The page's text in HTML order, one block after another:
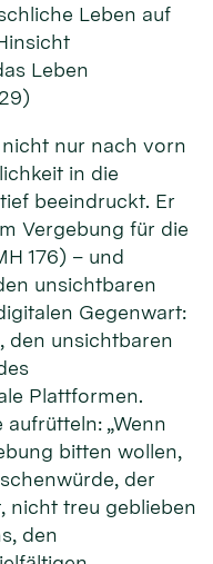
Leben auf
Leben
nur nach vorn
in die
beeindruckt. Er
Vergebung für die
176) – und
unsichtbaren
Gegenwart:
den unsichtbaren
Plattformen.
„Wenn
bitten wollen,
der
nicht treu geblieben
den